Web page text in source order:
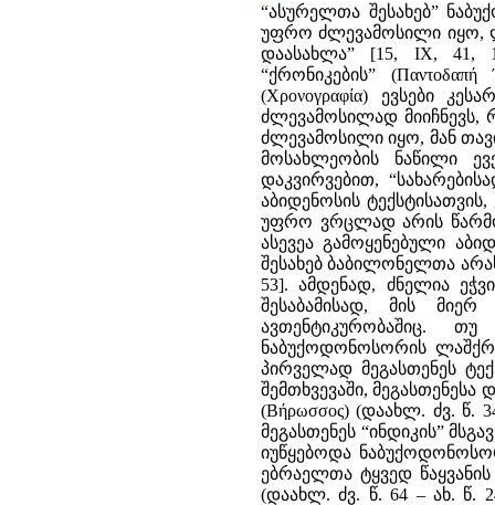
“ასურელთა შესახებ”
უფრო ძლევამოსილი იყო,
დაასახლა” [15, IX, 41,
“ქრონიკების”
(Χρονογραφία) ევსები
ძლევამოსილად მიიჩნევს,
ძლევამოსილი იყო, მან
მოსახლეობის ნაწილი
დაკვირვებით,
აბიდენოსის
უფრო ვრცლად არის
ასევეა გამოყენებული
შესახებ ბაბილონელთა
53]. ამდენად, ძნელია
შესაბამისად, მის მიერ
ავთენტიკურობაშიც.
ნაბუქოდონოსორის
პირველად მეგასთენეს
შემთხვევაში,
(Βήρωσσος) (დაახლ. ძვ. წ.
მეგასთენეს “ინდიკის”
იუწყებოდა
ებრაელთა ტყვედ
(დაახლ. ძვ. წ. 64 – ახ. წ.